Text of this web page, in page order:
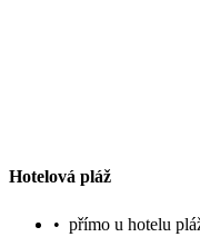
Hotelová pláž
• přímo u hotelu